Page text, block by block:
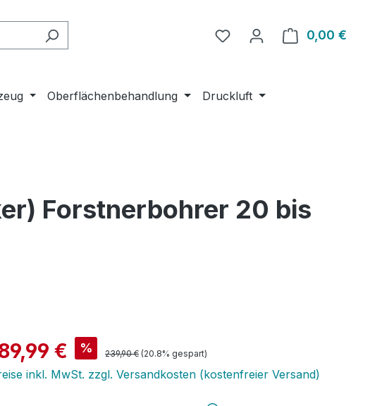
Du hast 0 Produkte auf
0,00 €
Oberflächenbehandlung
Druckluft
Forstnerbohrer 20 bis
€ % Regulärer Preis:
239,90 € (20.8% gespart)
inkl. MwSt. zzgl. Versandkosten (kostenfreier Versand)